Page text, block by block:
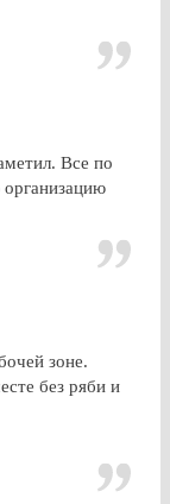
Все по
зоне.
без ряби и